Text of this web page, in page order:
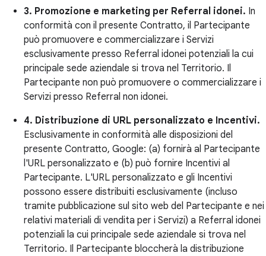
3. Promozione e marketing per Referral idonei. In
conformità con il presente Contratto, il Partecipante
può promuovere e commercializzare i Servizi
esclusivamente presso Referral idonei potenziali la cui
principale sede aziendale si trova nel Territorio. Il
Partecipante non può promuovere o commercializzare i
Servizi presso Referral non idonei.
4. Distribuzione di URL personalizzato e Incentivi.
Esclusivamente in conformità alle disposizioni del
presente Contratto, Google: (a) fornirà al Partecipante
l'URL personalizzato e (b) può fornire Incentivi al
Partecipante. L'URL personalizzato e gli Incentivi
possono essere distribuiti esclusivamente (incluso
tramite pubblicazione sul sito web del Partecipante e nei
relativi materiali di vendita per i Servizi) a Referral idonei
potenziali la cui principale sede aziendale si trova nel
Territorio. Il Partecipante bloccherà la distribuzione